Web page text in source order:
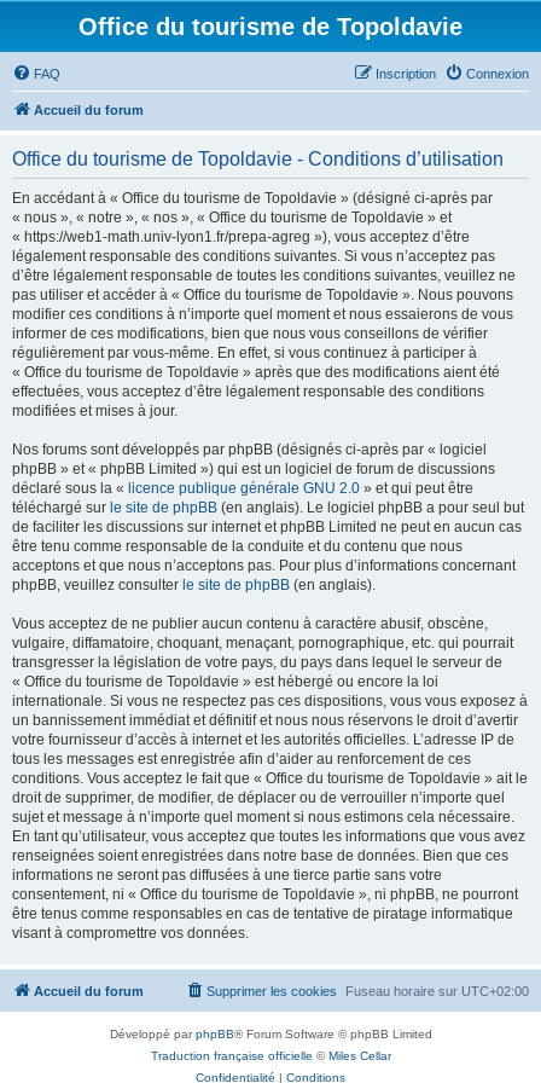
Office du tourisme de Topoldavie
FAQ Connexion
Inscription
Accueil du forum
Office du tourisme de Topoldavie - Conditions d’utilisation
En accédant à « Office du tourisme de Topoldavie » (désigné ci-après par
« nous », « notre », « nos », « Office du tourisme de Topoldavie » et
« https://web1-math.univ-lyon1.fr/prepa-agreg »), vous acceptez d’être
légalement responsable des conditions suivantes. Si vous n’acceptez pas
d’être légalement responsable de toutes les conditions suivantes, veuillez ne
pas utiliser et accéder à « Office du tourisme de Topoldavie ». Nous pouvons
modifier ces conditions à n’importe quel moment et nous essaierons de vous
informer de ces modifications, bien que nous vous conseillons de vérifier
régulièrement par vous-même. En effet, si vous continuez à participer à
« Office du tourisme de Topoldavie » après que des modifications aient été
effectuées, vous acceptez d’être légalement responsable des conditions
modifiées et mises à jour.
Nos forums sont développés par phpBB (désignés ci-après par « logiciel
phpBB » et « phpBB Limited ») qui est un logiciel de forum de discussions
déclaré sous la « licence publique générale GNU 2.0 » et qui peut être
téléchargé sur le site de phpBB (en anglais). Le logiciel phpBB a pour seul but
de faciliter les discussions sur internet et phpBB Limited ne peut en aucun cas
être tenu comme responsable de la conduite et du contenu que nous
acceptons et que nous n’acceptons pas. Pour plus d’informations concernant
phpBB, veuillez consulter le site de phpBB (en anglais).
Vous acceptez de ne publier aucun contenu à caractère abusif, obscène,
vulgaire, diffamatoire, choquant, menaçant, pornographique, etc. qui pourrait
transgresser la législation de votre pays, du pays dans lequel le serveur de
« Office du tourisme de Topoldavie » est hébergé ou encore la loi
internationale. Si vous ne respectez pas ces dispositions, vous vous exposez à
un bannissement immédiat et définitif et nous nous réservons le droit d’avertir
votre fournisseur d’accès à internet et les autorités officielles. L’adresse IP de
tous les messages est enregistrée afin d’aider au renforcement de ces
conditions. Vous acceptez le fait que « Office du tourisme de Topoldavie » ait le
droit de supprimer, de modifier, de déplacer ou de verrouiller n’importe quel
sujet et message à n’importe quel moment si nous estimons cela nécessaire.
En tant qu’utilisateur, vous acceptez que toutes les informations que vous avez
renseignées soient enregistrées dans notre base de données. Bien que ces
informations ne seront pas diffusées à une tierce partie sans votre
consentement, ni « Office du tourisme de Topoldavie », ni phpBB, ne pourront
être tenus comme responsables en cas de tentative de piratage informatique
visant à compromettre vos données.
Accueil du forum Fuseau horaire sur UTC+02:00
Supprimer les cookies
Développé parphpBB® Forum Software © phpBB Limited
Traduction française officielle ©Miles Cellar
Confidentialité | Conditions